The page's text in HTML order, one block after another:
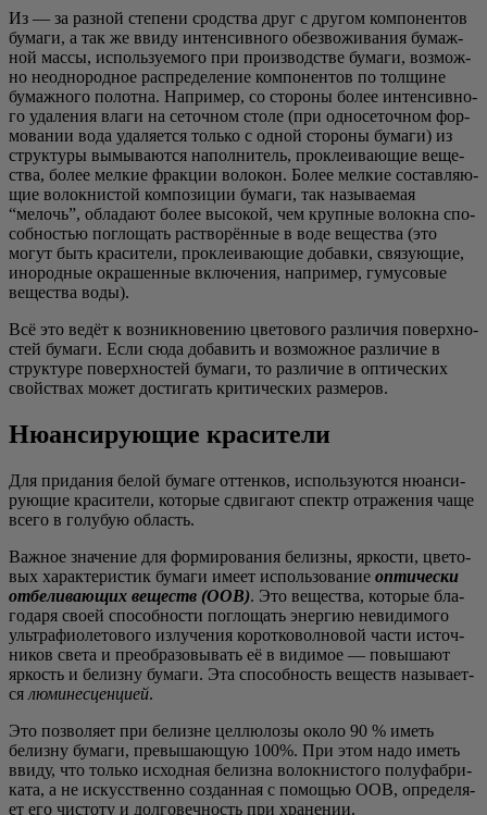
Из — за раз­ной сте­пе­ни срод­ства друг с дру­гом ком­по­нен­тов
бума­ги, а так же вви­ду интен­сив­но­го обез­во­жи­ва­ния бумаж­
ной мас­сы, исполь­зу­е­мо­го при про­из­вод­стве бума­ги, воз­мож­
но неод­но­род­ное рас­пре­де­ле­ние ком­по­нен­тов по тол­щине
бумаж­но­го полот­на. Напри­мер, со сто­ро­ны более интен­сив­но­
го уда­ле­ния вла­ги на сеточ­ном сто­ле (при одно­се­точ­ном фор­
мо­ва­нии вода уда­ля­ет­ся толь­ко с одной сто­ро­ны бума­ги) из
струк­ту­ры вымы­ва­ют­ся напол­ни­тель, про­кле­и­ва­ю­щие веще­
ства, более мел­кие фрак­ции воло­кон. Более мел­кие состав­ля­ю­
щие волок­ни­стой ком­по­зи­ции бума­ги, так назы­ва­е­мая
“мелочь”, обла­да­ют более высо­кой, чем круп­ные волок­на спо­
соб­но­стью погло­щать рас­тво­рён­ные в воде веще­ства (это
могут быть кра­си­те­ли, про­кле­и­ва­ю­щие добав­ки, свя­зу­ю­щие,
ино­род­ные окра­шен­ные вклю­че­ния, напри­мер, гуму­со­вые
веще­ства воды).
Всё это ведёт к воз­ник­но­ве­нию цве­то­во­го раз­ли­чия поверх­но­
стей бума­ги. Если сюда доба­вить и воз­мож­ное раз­ли­чие в
струк­ту­ре поверх­но­стей бума­ги, то раз­ли­чие в опти­че­ских
свой­ствах может дости­гать кри­ти­че­ских размеров.
Нюансирующие красители
Для при­да­ния белой бума­ге оттен­ков, исполь­зу­ют­ся нюан­си­
ру­ю­щие кра­си­те­ли, кото­рые сдви­га­ют спектр отра­же­ния чаще
все­го в голу­бую область.
Важ­ное зна­че­ние для фор­ми­ро­ва­ния белиз­ны, ярко­сти, цве­то­
вых харак­те­ри­стик бума­ги име­ет исполь­зо­ва­ние опти­че­ски
отбе­ли­ва­ю­щих веществ (ООВ). Это веще­ства, кото­рые бла­
го­да­ря сво­ей спо­соб­но­сти погло­щать энер­гию неви­ди­мо­го
уль­тра­фи­о­ле­то­во­го излу­че­ния корот­ко­вол­но­вой части источ­
ни­ков све­та и пре­об­ра­зо­вы­вать её в види­мое — повы­ша­ют
яркость и белиз­ну бума­ги. Эта спо­соб­ность веществ назы­ва­ет­
ся люми­нес­цен­ци­ей.
Это поз­во­ля­ет при белизне цел­лю­ло­зы око­ло 90 % иметь
белиз­ну бума­ги, пре­вы­ша­ю­щую 100%. При этом надо иметь
вви­ду, что толь­ко исход­ная белиз­на волок­ни­сто­го полу­фаб­ри­
ка­та, а не искус­ствен­но создан­ная с помо­щью ООВ, опре­де­ля­
ет его чисто­ту и дол­го­веч­ность при хранении.